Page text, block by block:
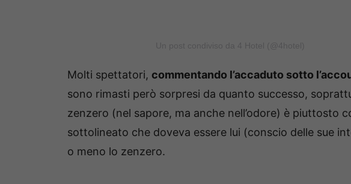
Molti spettatori, commentando l’accaduto sotto
sono rimasti però sorpresi da quanto successo,
zenzero (nel sapore, ma anche nell’odore) è piuttosto
sottolineato che doveva essere lui (conscio delle sue
o meno lo zenzero.